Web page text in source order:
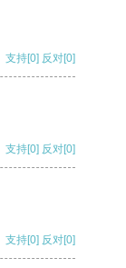
支持[0] 反对[0]
支持[0] 反对[0]
支持[0] 反对[0]